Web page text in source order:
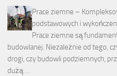
Prace ziemne –
podstawowych i
Prace ziemne są
budowlanej. Niezależnie od tego,
drogi, czy budowli podziemnych,
dużą …